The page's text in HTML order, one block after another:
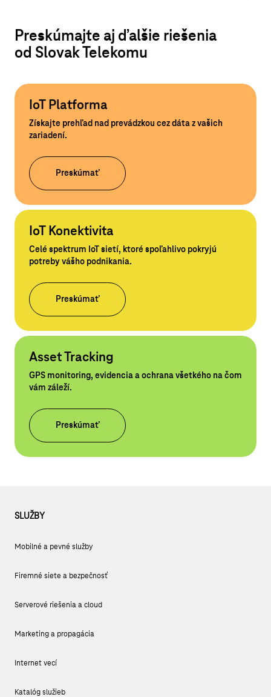
Preskúmajte aj ďalšie riešenia
od Slovak Telekomu
IoT Platforma
Získajte prehľad nad prevádzkou cez dáta z vašich
zariadení.
Preskúmať
IoT Konektivita
Celé spektrum IoT sietí, ktoré spoľahlivo pokryjú
potreby vášho podnikania.
Preskúmať
Asset Tracking
GPS monitoring, evidencia a ochrana všetkého na čom
vám záleží.
Preskúmať
SLUŽBY
Mobilné a pevné služby
Firemné siete a bezpečnosť
Serverové riešenia a cloud
Marketing a propagácia
Internet vecí
Katalóg služieb